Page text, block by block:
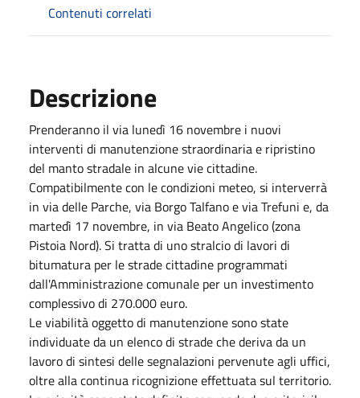
Contenuti correlati
Descrizione
Prenderanno il via lunedì 16 novembre i nuovi
interventi di manutenzione straordinaria e ripristino
del manto stradale in alcune vie cittadine.
Compatibilmente con le condizioni meteo, si interverrà
in via delle Parche, via Borgo Talfano e via Trefuni e, da
martedì 17 novembre, in via Beato Angelico (zona
Pistoia Nord). Si tratta di uno stralcio di lavori di
bitumatura per le strade cittadine programmati
dall'Amministrazione comunale per un investimento
complessivo di 270.000 euro.
Le viabilità oggetto di manutenzione sono state
individuate da un elenco di strade che deriva da un
lavoro di sintesi delle segnalazioni pervenute agli uffici,
oltre alla continua ricognizione effettuata sul territorio.